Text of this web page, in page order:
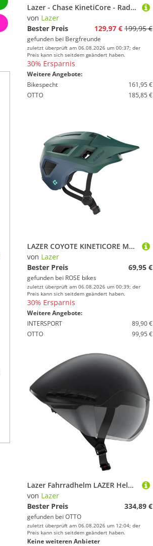
Lazer - Chase KinetiCore - Radhelm Gr 60-62 cm grau/schwarz
von Lazer
Bester Preis
129,97 € 199,95 €
gefunden bei Bergfreunde
zuletzt überprüft am 06.08.2026 um 00:37; der
Preis kann sich seitdem geändert haben.
30% Ersparnis
Weitere Angebote:
Bikespecht
161,95 €
OTTO
185,85 €
LAZER COYOTE KINETICORE MTB Helm
von Lazer
Bester Preis
69,95 €
gefunden bei ROSE bikes
zuletzt überprüft am 06.08.2026 um 00:39; der
Preis kann sich seitdem geändert haben.
30% Ersparnis
Weitere Angebote:
INTERSPORT
89,90 €
OTTO
99,95 €
Lazer Fahrradhelm LAZER Helm Victor KinetiCore Matte Black (S) - aerodynamischer Triathl
von Lazer
Bester Preis
334,89 €
gefunden bei OTTO
zuletzt überprüft am 06.08.2026 um 12:04; der
Preis kann sich seitdem geändert haben.
Keine weiteren Anbieter